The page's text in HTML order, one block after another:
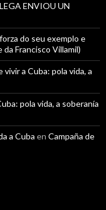
ENVIOU UN
do seu exemplo e
Francisco Villamil)
vivir a Cuba: pola vida, a
pola vida, a soberanía
a Cuba en Campaña de